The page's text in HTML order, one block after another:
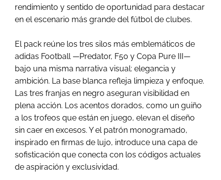
rendimiento y sentido de oportunidad para destacar
en el escenario más grande del fútbol de clubes.
El pack reúne los tres silos más emblemáticos de
adidas Football —Predator, F50 y Copa Pure III—
bajo una misma narrativa visual: elegancia y
ambición. La base blanca refleja limpieza y enfoque.
Las tres franjas en negro aseguran visibilidad en
plena acción. Los acentos dorados, como un guiño
a los trofeos que están en juego, elevan el diseño
sin caer en excesos. Y el patrón monogramado,
inspirado en firmas de lujo, introduce una capa de
sofisticación que conecta con los códigos actuales
de aspiración y exclusividad.